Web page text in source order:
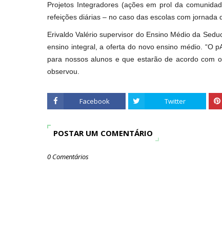
Projetos Integradores (ações em prol da
refeições diárias – no caso das escolas com jornada
Erivaldo Valério supervisor do Ensino Médio da
ensino integral, a oferta do novo ensino médio. “O
para nossos alunos e que estarão de acordo com
observou.
Facebook Twitter
POSTAR UM COMENTÁRIO
0 Comentários